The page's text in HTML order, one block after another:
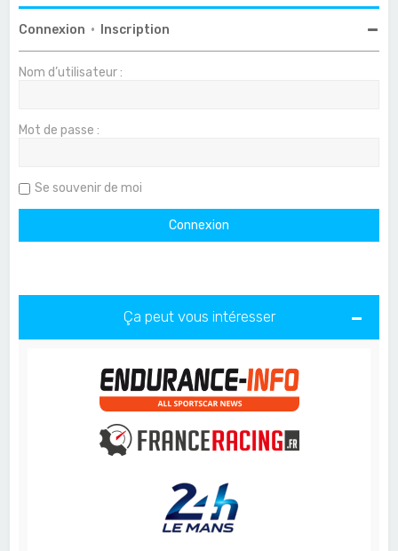
Connexion • Inscription
Nom d’utilisateur :
Mot de passe :
Se souvenir de moi
Ça peut vous intéresser